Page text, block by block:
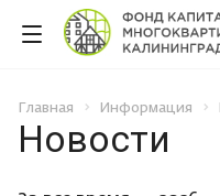
Главная Информация
Новости